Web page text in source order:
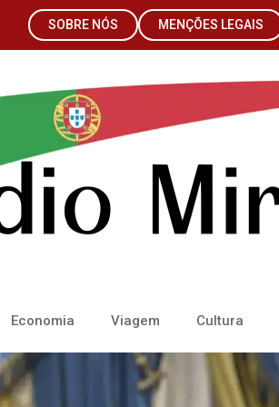
SOBRE NÓS MENÇÕES LEGAIS
Economia Viagem Cultura